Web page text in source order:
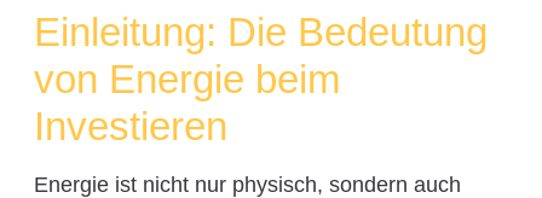
Einleitung: Die Bedeutung
von Energie beim
Investieren
Energie ist nicht nur physisch, sondern auch